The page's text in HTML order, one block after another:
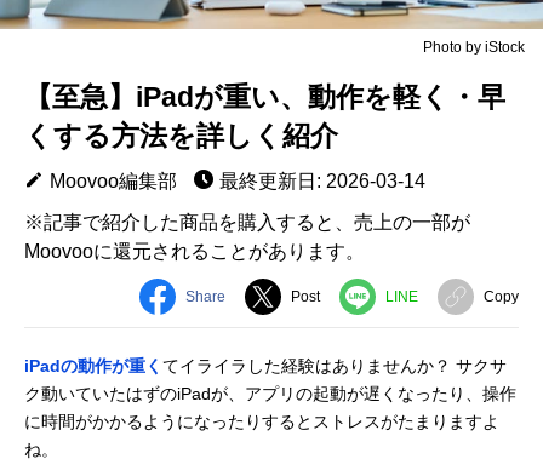
Photo by iStock
【至急】iPadが重い、動作を軽く・早
くする方法を詳しく紹介
Moovoo編集部
最終更新日: 2026-03-14
※記事で紹介した商品を購入すると、売上の一部が
Moovooに還元されることがあります。
Share Post LINE Copy
iPadの動作が重く てイライラした経験はありませんか？ サクサ
ク動いていたはずのiPadが、アプリの起動が遅くなったり、操作
に時間がかかるようになったりするとストレスがたまりますよ
ね。